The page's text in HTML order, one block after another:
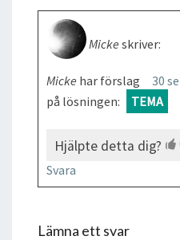
Micke skriver:
30
Micke har förslag
på lösningen:
TEMA
Hjälpte detta dig?
Svara
Lämna ett svar